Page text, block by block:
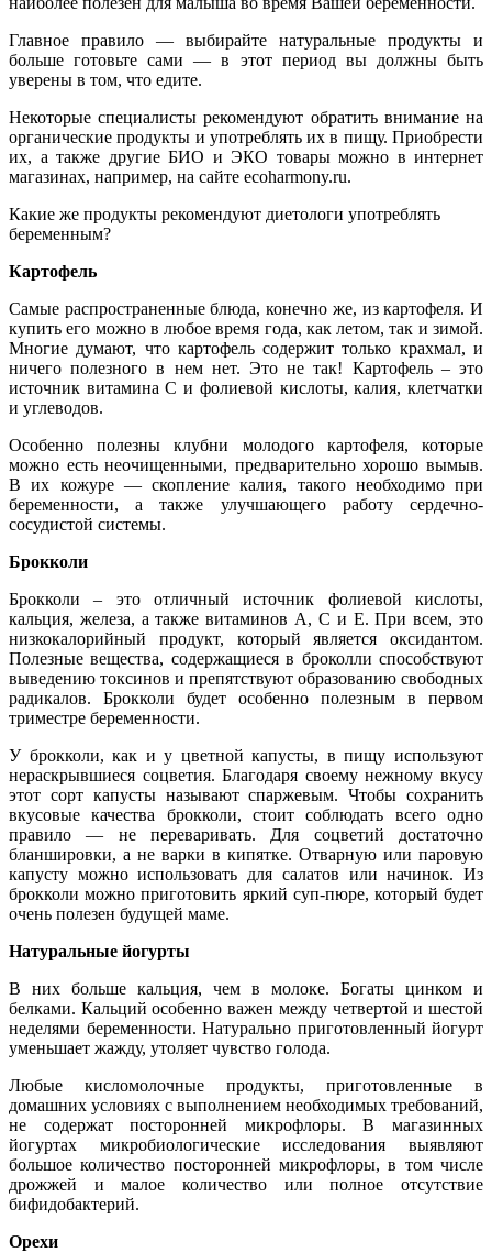
Главное правило — выбирайте натуральные продукты и
больше готовьте сами — в этот период вы должны быть
уверены в том, что едите.
Некоторые специалисты рекомендуют обратить внимание на
органические продукты и употреблять их в пищу. Приобрести
их, а также другие БИО и ЭКО товары можно в интернет
магазинах, например, на сайте ecoharmony.ru.
Какие же продукты рекомендуют диетологи употреблять
беременным?
Картофель
Самые распространенные блюда, конечно же, из картофеля. И
купить его можно в любое время года, как летом, так и зимой.
Многие думают, что картофель содержит только крахмал, и
ничего полезного в нем нет. Это не так! Картофель – это
источник витамина С и фолиевой кислоты, калия, клетчатки
и углеводов.
Особенно полезны клубни молодого картофеля, которые
можно есть неочищенными, предварительно хорошо вымыв.
В их кожуре — скопление калия, такого необходимо при
беременности, а также улучшающего работу сердечно-
сосудистой системы.
Брокколи
Брокколи – это отличный источник фолиевой кислоты,
кальция, железа, а также витаминов А, С и Е. При всем, это
низкокалорийный продукт, который является оксидантом.
Полезные вещества, содержащиеся в броколли способствуют
выведению токсинов и препятствуют образованию свободных
радикалов. Брокколи будет особенно полезным в первом
триместре беременности.
У брокколи, как и у цветной капусты, в пищу используют
нераскрывшиеся соцветия. Благодаря своему нежному вкусу
этот сорт капусты называют спаржевым. Чтобы сохранить
вкусовые качества брокколи, стоит соблюдать всего одно
правило — не переваривать. Для соцветий достаточно
бланшировки, а не варки в кипятке. Отварную или паровую
капусту можно использовать для салатов или начинок. Из
брокколи можно приготовить яркий суп-пюре, который будет
очень полезен будущей маме.
Натуральные йогурты
В них больше кальция, чем в молоке. Богаты цинком и
белками. Кальций особенно важен между четвертой и шестой
неделями беременности. Натурально приготовленный йогурт
уменьшает жажду, утоляет чувство голода.
Любые кисломолочные продукты, приготовленные в
домашних условиях с выполнением необходимых требований,
не содержат посторонней микрофлоры. В магазинных
йогуртах микробиологические исследования выявляют
большое количество посторонней микрофлоры, в том числе
дрожжей и малое количество или полное отсутствие
бифидобактерий.
Орехи